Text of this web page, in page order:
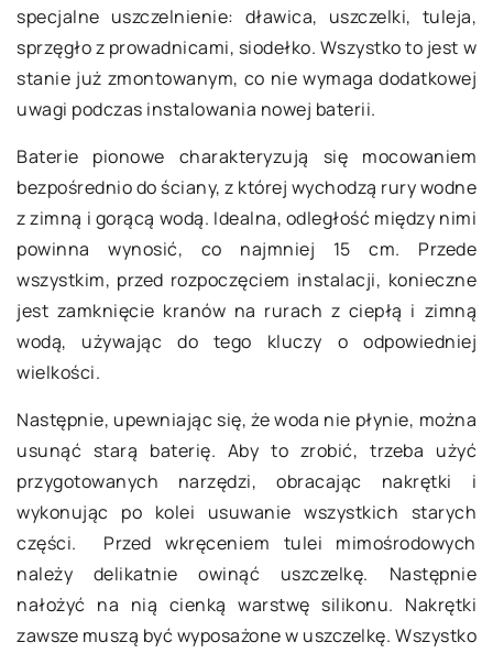
specjalne uszczelnienie: dławica, uszczelki, tuleja,
sprzęgło z prowadnicami, siodełko. Wszystko to jest w
stanie już zmontowanym, co nie wymaga dodatkowej
uwagi podczas instalowania nowej baterii.
Baterie pionowe charakteryzują się mocowaniem
bezpośrednio do ściany, z której wychodzą rury wodne
z zimną i gorącą wodą. Idealna, odległość między nimi
powinna wynosić, co najmniej 15 cm. Przede
wszystkim, przed rozpoczęciem instalacji, konieczne
jest zamknięcie kranów na rurach z ciepłą i zimną
wodą, używając do tego kluczy o odpowiedniej
wielkości.
Następnie, upewniając się, że woda nie płynie, można
usunąć starą baterię. Aby to zrobić, trzeba użyć
przygotowanych narzędzi, obracając nakrętki i
wykonując po kolei usuwanie wszystkich starych
części. Przed wkręceniem tulei mimośrodowych
należy delikatnie owinąć uszczelkę. Następnie
nałożyć na nią cienką warstwę silikonu. Nakrętki
zawsze muszą być wyposażone w uszczelkę. Wszystko